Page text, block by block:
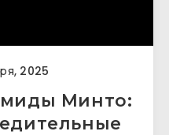
2025
Минто: